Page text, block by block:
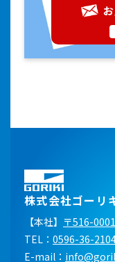
株式会社ゴーリ
【本社】 〒516-
TEL： 0596-36-
E-mail：